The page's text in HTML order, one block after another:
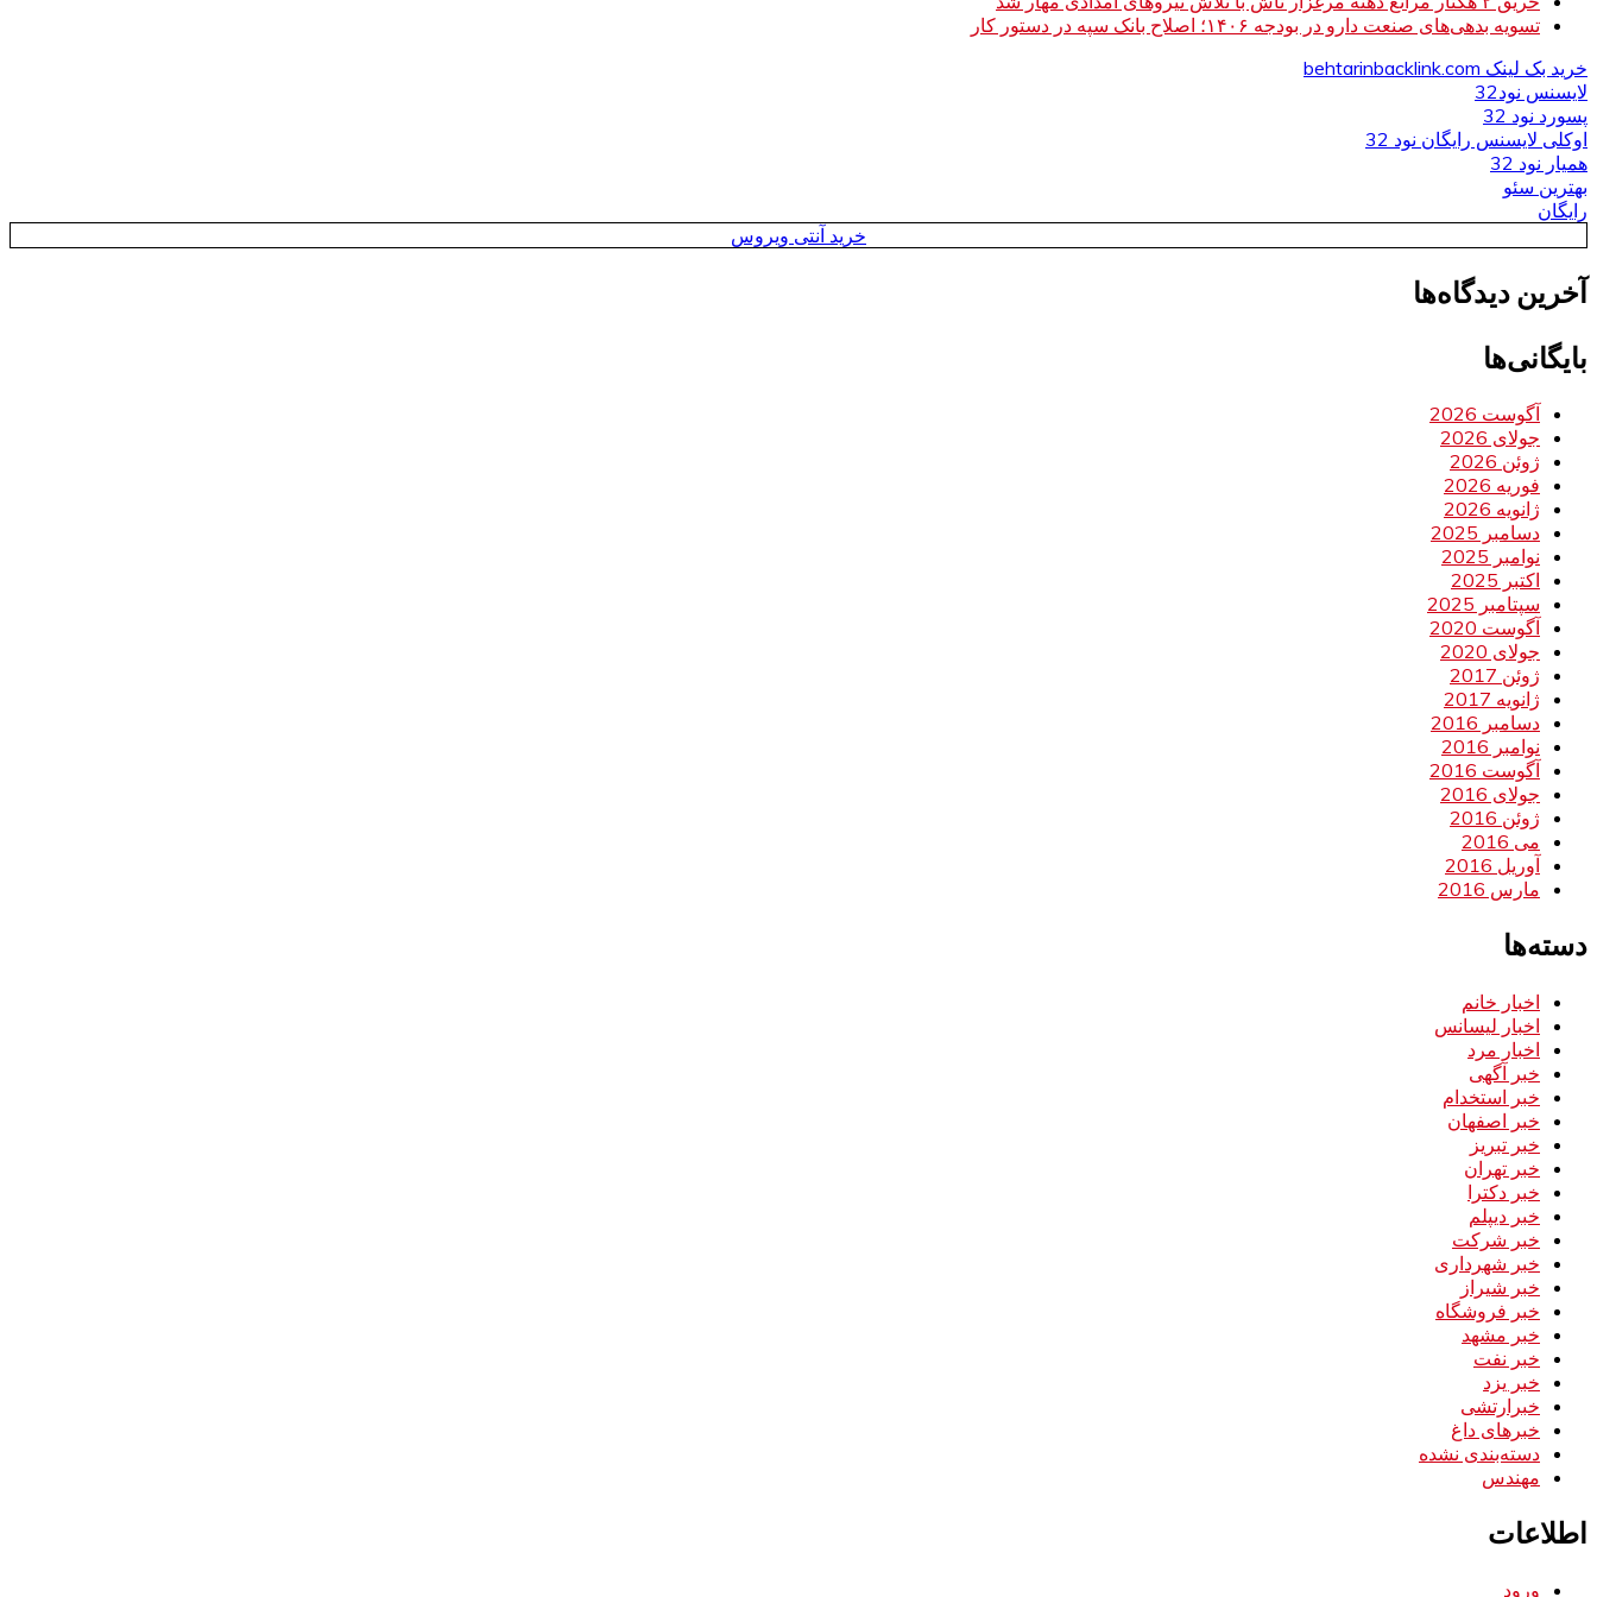
تسویه بدهی‌های صنعت دارو در بودجه ۱۴۰۶؛ اصلاح بانک سپه در دستور کار
خرید بک لینک behtarinbacklink.com
لایسنس نود32
پسورد نود 32
اوکلی لایسنس رایگان نود 32
همیار نود 32
بهترین سئو
رایگان
خرید آنتی ویروس
آخرین دیدگاه‌ها
بایگانی‌ها
آگوست 2026
جولای 2026
ژوئن 2026
فوریه 2026
ژانویه 2026
دسامبر 2025
نوامبر 2025
اکتبر 2025
سپتامبر 2025
آگوست 2020
جولای 2020
ژوئن 2017
ژانویه 2017
دسامبر 2016
نوامبر 2016
آگوست 2016
جولای 2016
ژوئن 2016
می 2016
آوریل 2016
مارس 2016
دسته‌ها
اخبار خانم
اخبار لیسانس
اخبار مرد
خبر آگهی
خبر استخدام
خبر اصفهان
خبر تبریز
خبر تهران
خبر دکترا
خبر دیپلم
خبر شرکت
خبر شهرداری
خبر شیراز
خبر فروشگاه
خبر مشهد
خبر نفت
خبر یزد
خبرارتشی
خبرهای داغ
دسته‌بندی نشده
مهندس
اطلاعات
ورود